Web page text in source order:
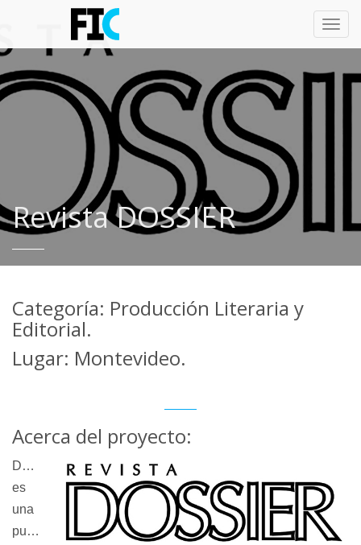
Revista DOSSIER
Categoría: Producción Literaria y
Editorial.
Lugar: Montevideo.
Acerca del proyecto:
DOSSIER
es
una
publicación